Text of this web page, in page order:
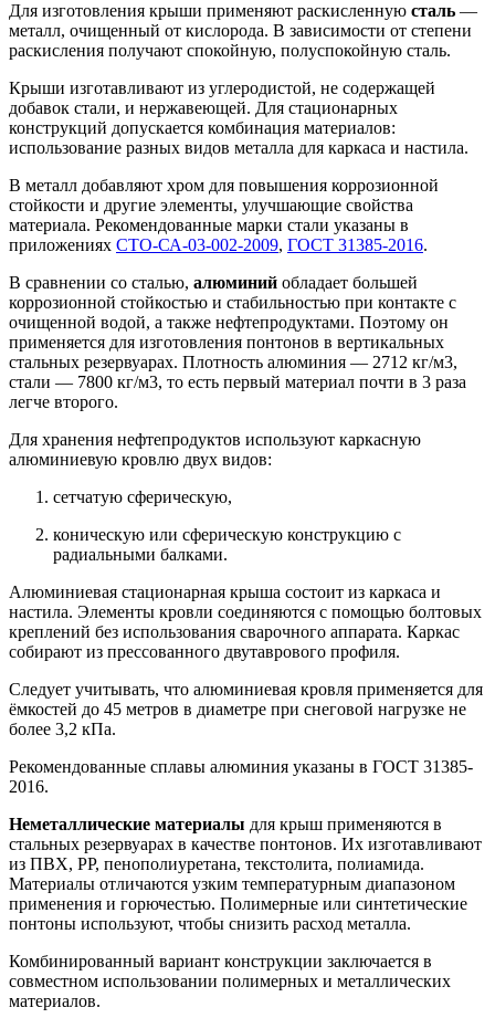
Для изготовления крыши применяют раскисленную сталь —
металл, очищенный от кислорода. В зависимости от степени
раскисления получают спокойную, полуспокойную сталь.
Крыши изготавливают из углеродистой, не содержащей
добавок стали, и нержавеющей. Для стационарных
конструкций допускается комбинация материалов:
использование разных видов металла для каркаса и настила.
В металл добавляют хром для повышения коррозионной
стойкости и другие элементы, улучшающие свойства
материала. Рекомендованные марки стали указаны в
приложениях СТО-СА-03-002-2009, ГОСТ 31385-2016.
В сравнении со сталью, алюминий обладает большей
коррозионной стойкостью и стабильностью при контакте с
очищенной водой, а также нефтепродуктами. Поэтому он
применяется для изготовления понтонов в вертикальных
стальных резервуарах. Плотность алюминия — 2712 кг/м3,
стали — 7800 кг/м3, то есть первый материал почти в 3 раза
легче второго.
Для хранения нефтепродуктов используют каркасную
алюминиевую кровлю двух видов:
сетчатую сферическую,
коническую или сферическую конструкцию с
радиальными балками.
Алюминиевая стационарная крыша состоит из каркаса и
настила. Элементы кровли соединяются с помощью болтовых
креплений без использования сварочного аппарата. Каркас
собирают из прессованного двутаврового профиля.
Следует учитывать, что алюминиевая кровля применяется для
ёмкостей до 45 метров в диаметре при снеговой нагрузке не
более 3,2 кПа.
Рекомендованные сплавы алюминия указаны в ГОСТ 31385-
2016.
Неметаллические материалы для крыш применяются в
стальных резервуарах в качестве понтонов. Их изготавливают
из ПВХ, PP, пенополиуретана, текстолита, полиамида.
Материалы отличаются узким температурным диапазоном
применения и горючестью. Полимерные или синтетические
понтоны используют, чтобы снизить расход металла.
Комбинированный вариант конструкции заключается в
совместном использовании полимерных и металлических
материалов.